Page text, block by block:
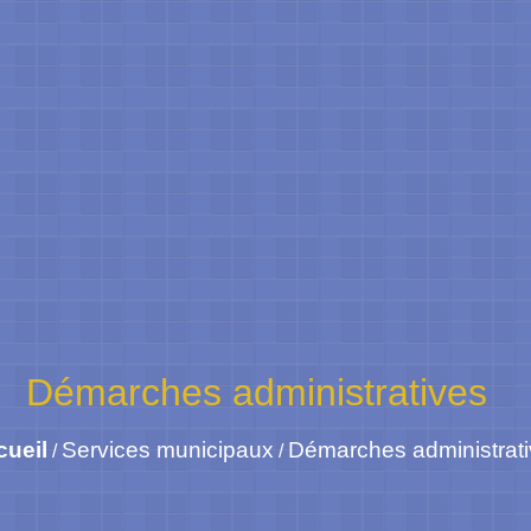
Démarches administratives
/ Services municipaux / Démarches